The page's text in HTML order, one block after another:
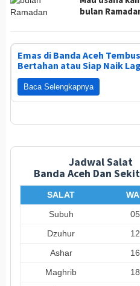
bulan
Emas di Banda Aceh
Bertahan atau Siap Naik
Baca Selengkapnya
Jadwal Salat
Banda Aceh Dan
SALAT
Subuh
Dzuhur
Ashar
Maghrib